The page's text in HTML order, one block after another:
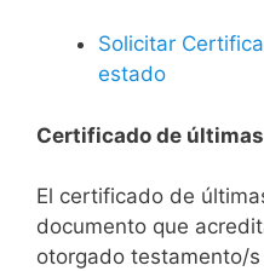
Solicitar
estado
Certificado de
El certificado de
documento que
otorgado testamento/